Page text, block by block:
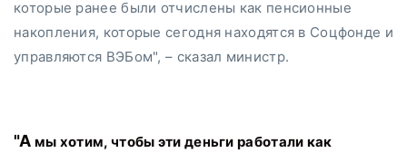
которые ранее были отчислены как пенсионные
накопления, которые сегодня находятся в Соцфонде и
управляются ВЭБом", – сказал министр.
"А мы хотим, чтобы эти деньги работали как